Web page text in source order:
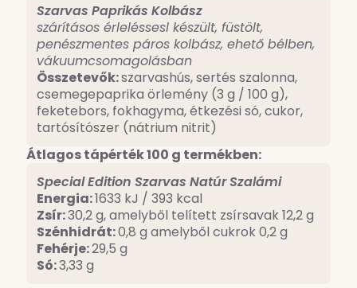
Szarvas Paprikás Kolbász
szárításos érleléssesl készült, füstölt,
penészmentes páros kolbász, ehető bélben,
vákuumcsomagolásban
Összetevők:szarvashús, sertés szalonna,
csemegepaprika örlemény (3 g / 100 g),
feketebors, fokhagyma, étkezési só, cukor,
tartósítószer (nátrium nitrit)
Átlagos tápérték 100 g termékben:
Special Edition Szarvas Natúr Szalámi
Energia:1633 kJ / 393 kcal
Zsír:30,2 g, amelyből telített zsírsavak 12,2 g
Szénhidrát:0,8 g amelyből cukrok 0,2 g
Fehérje:29,5 g
Só:3,33 g